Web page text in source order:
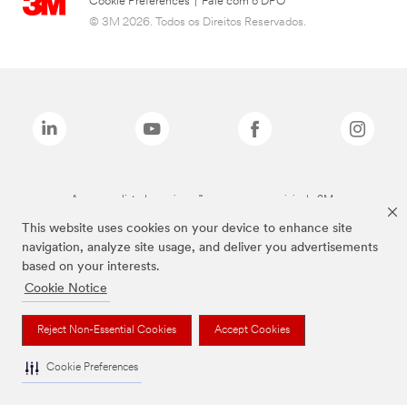
This website uses cookies on your device to enhance site
navigation, analyze site usage, and deliver you advertisements
based on your interests.
Cookie Notice
Reject Non-Essential Cookies Accept Cookies
Cookie Preferences
© 3M 2026. Todos os Direitos Reservados.
As marcas listadas a cima são marcas comerciais da 3M.